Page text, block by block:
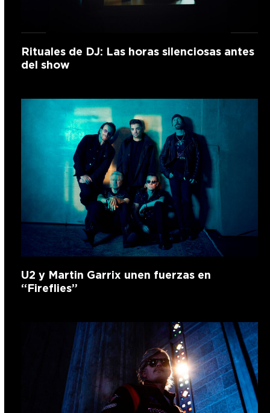
Rituales de DJ: Las horas silenciosas antes
del show
U2 y Martin Garrix unen fuerzas en
“Fireflies”